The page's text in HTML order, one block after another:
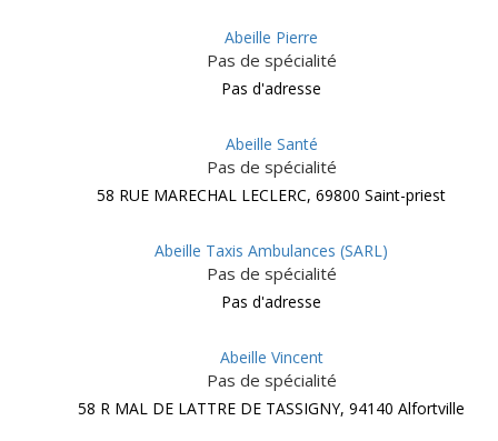
Abeille Pierre
Pas de spécialité
Pas d'adresse
Abeille Santé
Pas de spécialité
58 RUE MARECHAL LECLERC, 69800 Saint-priest
Abeille Taxis Ambulances (SARL)
Pas de spécialité
Pas d'adresse
Abeille Vincent
Pas de spécialité
58 R MAL DE LATTRE DE TASSIGNY, 94140 Alfortville